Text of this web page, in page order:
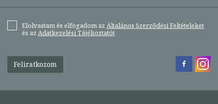
Elolvastam és elfogadom az Általános Szerződési Feltételeket
és az Adatkezelési Tájékoztatót
Feliratkozom